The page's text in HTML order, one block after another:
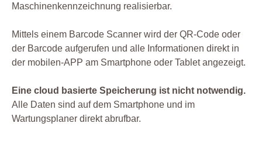
Maschinenkennzeichnung realisierbar.
Mittels einem Barcode Scanner wird der QR-Code oder
der Barcode aufgerufen und alle Informationen direkt in
der mobilen-APP am Smartphone oder Tablet angezeigt.
Eine cloud basierte Speicherung ist nicht notwendig.
Alle Daten sind auf dem Smartphone und im
Wartungsplaner direkt abrufbar.